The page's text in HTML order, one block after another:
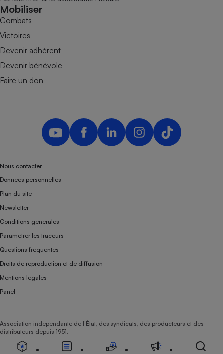
Mobiliser
Combats
Victoires
Devenir adhérent
Devenir bénévole
Faire un don
Nous contacter
Données personnelles
Plan du site
Newsletter
Conditions générales
Paramétrer les traceurs
Questions fréquentes
Droits de reproduction et de diffusion
Mentions légales
Panel
Association indépendante de l’État, des syndicats, des producteurs et des
distributeurs depuis 1951.